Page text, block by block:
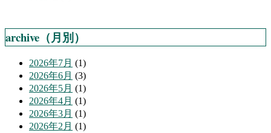
archive（月別）
2026年7月 (1)
2026年6月 (3)
2026年5月 (1)
2026年4月 (1)
2026年3月 (1)
2026年2月 (1)